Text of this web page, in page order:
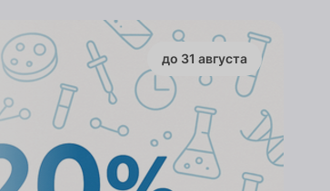
до 31 августа